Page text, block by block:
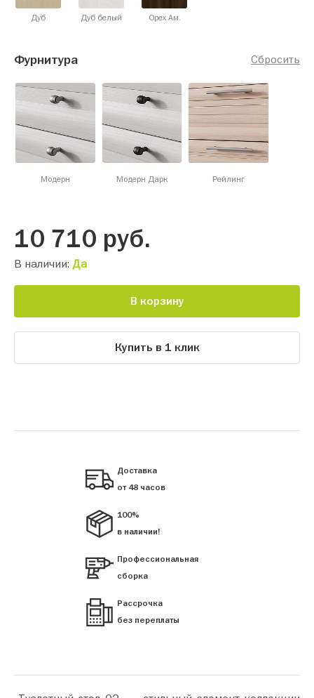
Дуб Дуб белый Орех Ам.
Сбросить
Фурнитура
Модерн Модерн Дарк Рейлинг
10 710 руб.
В наличии: Да
В корзину
Купить в 1 клик
Доставка
от 48 часов
100%
в наличии!
Профессиональная
сборка
Рассрочка
без переплаты